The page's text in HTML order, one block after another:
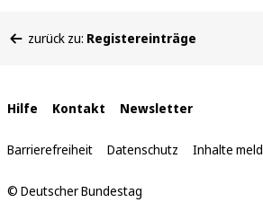
befinden
zurück zu: Registereinträge
Interne
Links
Hilfe Kontakt Newsletter
Barrierefreiheit Datenschutz Inhalte
© Deutscher Bundestag